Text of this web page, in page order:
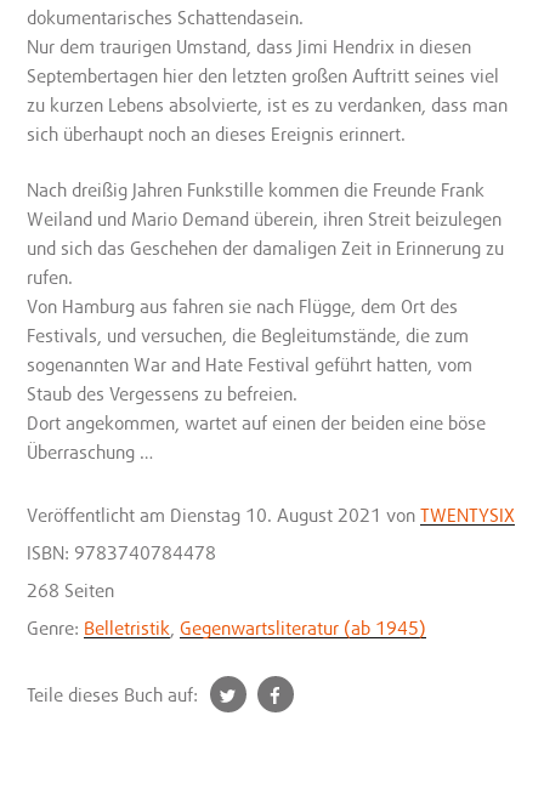
dokumentarisches Schattendasein.
Nur dem traurigen Umstand, dass Jimi Hendrix in diesen
Septembertagen hier den letzten großen Auftritt seines viel
zu kurzen Lebens absolvierte, ist es zu verdanken, dass man
sich überhaupt noch an dieses Ereignis erinnert.
Nach dreißig Jahren Funkstille kommen die Freunde Frank
Weiland und Mario Demand überein, ihren Streit beizulegen
und sich das Geschehen der damaligen Zeit in Erinnerung zu
rufen.
Von Hamburg aus fahren sie nach Flügge, dem Ort des
Festivals, und versuchen, die Begleitumstände, die zum
sogenannten War and Hate Festival geführt hatten, vom
Staub des Vergessens zu befreien.
Dort angekommen, wartet auf einen der beiden eine böse
Überraschung …
Veröffentlicht am Dienstag 10. August 2021 vonTWENTYSIX
ISBN: 9783740784478
268 Seiten
Genre: Belletristik ,Gegenwartsliteratur (ab 1945)
Teile dieses Buch auf:
t